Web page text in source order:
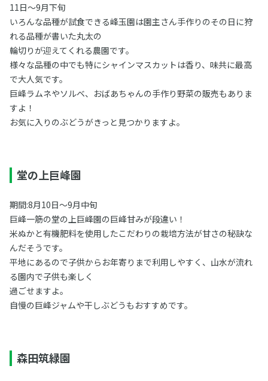
11日〜9月下旬
いろんな品種が試食できる峰玉園は園主さん手作りのその日に狩
れる品種が書いた丸太の
輪切りが迎えてくれる農園です。
様々な品種の中でも特にシャインマスカットは香り、味共に最高
で大人気です。
巨峰ラムネやソルベ、おばあちゃんの手作り野菜の販売もありま
すよ！
お気に入りのぶどうがきっと見つかりますよ。
堂の上巨峰園
期間:8月10日〜9月中旬
巨峰一筋の堂の上巨峰園の巨峰甘みが段違い！
米ぬかと有機肥料を使用したこだわりの栽培方法が甘さの秘訣な
んだそうです。
平地にあるので子供からお年寄りまで利用しやすく、山水が流れ
る園内で子供も楽しく
過ごせますよ。
自慢の巨峰ジャムや干しぶどうもおすすめです。
森田筑緑園